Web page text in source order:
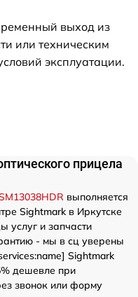
выход из
или техническим
эксплуатации.
прицела
выполняется
Sightmark в Иркутске
услуг и запчасти
- мы в сц уверены
Sightmark
дешевле при
звонок или форму